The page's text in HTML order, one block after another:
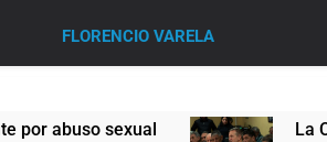
FLORENCIO VARELA
sexual La CGT y